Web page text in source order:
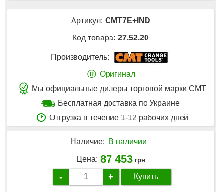
Артикул: CMT7E+IND
Код товара: 27.52.20
Производитель:
® Оригинал
Мы официальные дилеры торговой марки CMT
Бесплатная доставка по Украине
Отгрузка в течение 1-12 рабочих дней
Наличие: В наличии
Цена: 87 453 грн
- + Купить